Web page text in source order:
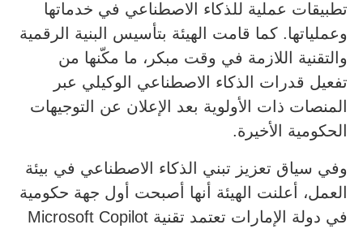
تطبيقات عملية للذكاء الاصطناعي في خدماتها
وعملياتها. كما قامت الهيئة بتأسيس البنية الرقمية
والتقنية اللازمة في وقت مبكر، ما مكّنها من
تفعيل قدرات الذكاء الاصطناعي الوكيلي عبر
المنصات ذات الأولوية بعد الإعلان عن التوجيهات
الحكومية الأخيرة.
وفي سياق تعزيز تبني الذكاء الاصطناعي في بيئة
العمل، أعلنت الهيئة أنها أصبحت أول جهة حكومية
في دولة الإمارات تعتمد تقنية Microsoft Copilot